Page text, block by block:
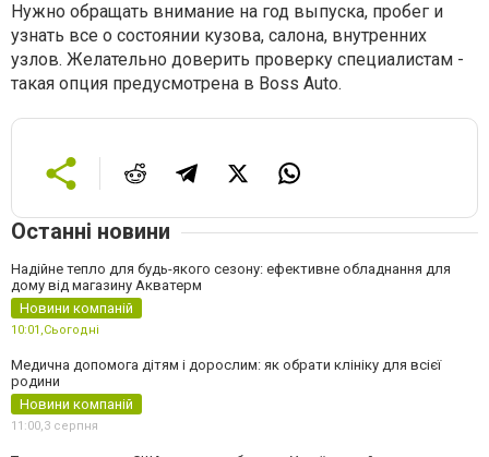
Нужно обращать внимание на год выпуска, пробег и
узнать все о состоянии кузова, салона, внутренних
узлов. Желательно доверить проверку специалистам -
такая опция предусмотрена в Boss Auto.
Останні новини
Надійне тепло для будь-якого сезону: ефективне обладнання для
дому від магазину Акватерм
Новини компаній
10:01,Сьогодні
Медична допомога дітям і дорослим: як обрати клініку для всієї
родини
Новини компаній
11:00,3 серпня